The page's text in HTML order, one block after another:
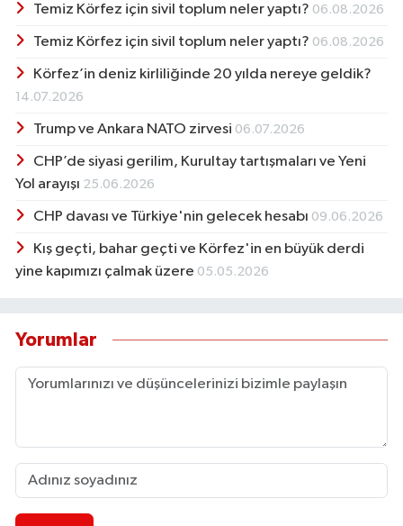
Temiz Körfez için sivil toplum neler yaptı? 06.08.2026
Temiz Körfez için sivil toplum neler yaptı? 06.08.2026
Körfez’in deniz kirliliğinde 20 yılda nereye geldik?
14.07.2026
Trump ve Ankara NATO zirvesi 06.07.2026
CHP’de siyasi gerilim, Kurultay tartışmaları ve Yeni
Yol arayışı 25.06.2026
CHP davası ve Türkiye'nin gelecek hesabı 09.06.2026
Kış geçti, bahar geçti ve Körfez'in en büyük derdi
yine kapımızı çalmak üzere 05.05.2026
Yorumlar